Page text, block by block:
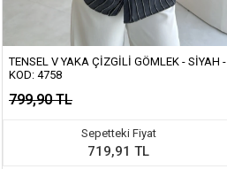
TENSEL V YAKA ÇIZGILI GÖMLEK - SIYAH -
KOD: 4758
799,90 TL
Sepetteki Fiyat
719,91 TL